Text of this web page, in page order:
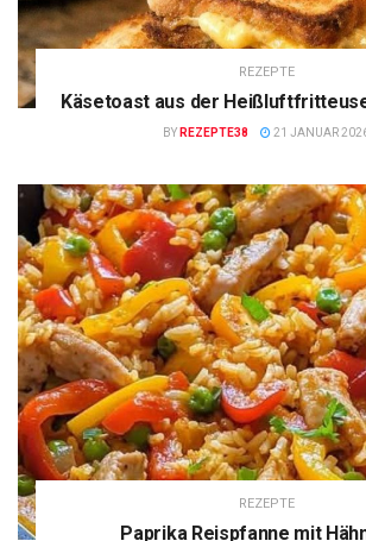
REZEPTE
Käsetoast aus der
BY REZEPTE38 21 JANUAR
REZEPTE
Paprika Reispfanne mit